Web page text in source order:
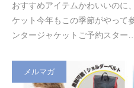
おすすめアイテムかわいいのに
ケット今年もこの季節がやって
ンタージャケットご予約スター…
メルマガ